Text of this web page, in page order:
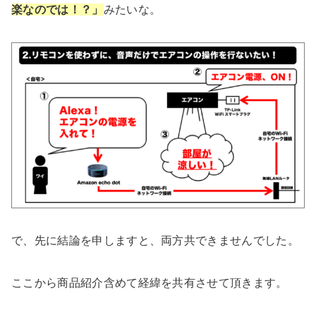
楽なのでは！？」 みたいな。
で、先に結論を申しますと、両方共できませんでした。
ここから商品紹介含めて経緯を共有させて頂きます。